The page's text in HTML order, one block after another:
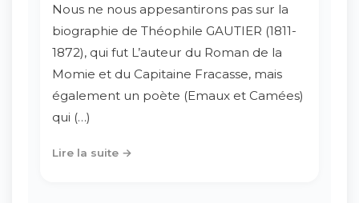
Nous ne nous appesantirons pas sur la
biographie de Théophile GAUTIER (1811-
1872), qui fut L’auteur du Roman de la
Momie et du Capitaine Fracasse, mais
également un poète (Emaux et Camées)
qui (…)
Lire la suite →